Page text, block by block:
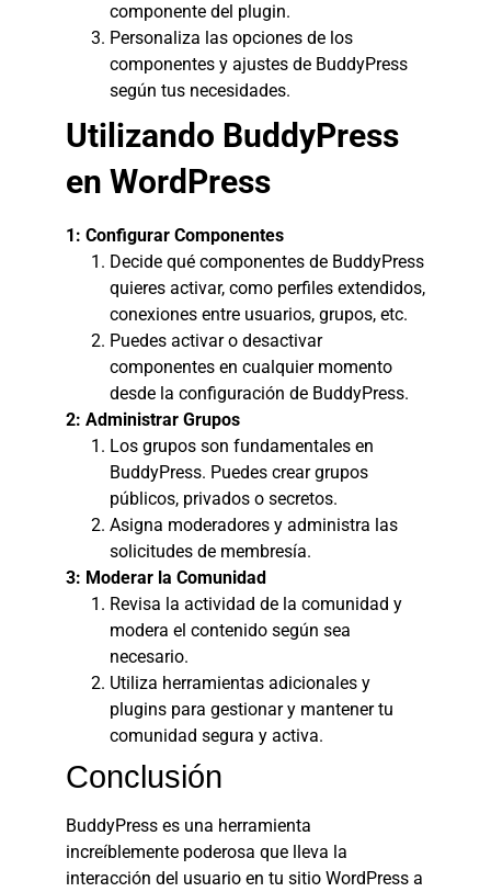
componente del plugin.
Personaliza las opciones de los
componentes y ajustes de BuddyPress
según tus necesidades.
Utilizando BuddyPress
en WordPress
1: Configurar Componentes
Decide qué componentes de BuddyPress
quieres activar, como perfiles extendidos,
conexiones entre usuarios, grupos, etc.
Puedes activar o desactivar
componentes en cualquier momento
desde la configuración de BuddyPress.
2: Administrar Grupos
Los grupos son fundamentales en
BuddyPress. Puedes crear grupos
públicos, privados o secretos.
Asigna moderadores y administra las
solicitudes de membresía.
3: Moderar la Comunidad
Revisa la actividad de la comunidad y
modera el contenido según sea
necesario.
Utiliza herramientas adicionales y
plugins para gestionar y mantener tu
comunidad segura y activa.
Conclusión
BuddyPress es una herramienta
increíblemente poderosa que lleva la
interacción del usuario en tu sitio WordPress a